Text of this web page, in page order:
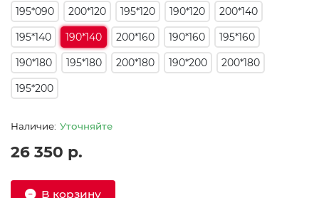
195*090
200*120 195*120 190*120
200*140
195*140
190*140 200*160 190*160
195*160
190*180
195*180 200*180 190*200
200*180
195*200
Уточняйте
26 350 р.
В корзину